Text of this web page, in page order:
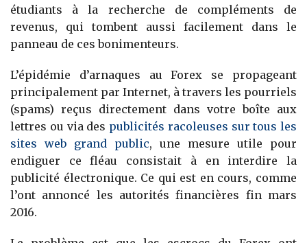
étudiants à la recherche de compléments de
revenus, qui tombent aussi facilement dans le
panneau de ces bonimenteurs.
L’épidémie d’arnaques au Forex se propageant
principalement par Internet, à travers les pourriels
(spams) reçus directement dans votre boîte aux
lettres ou via des publicités racoleuses sur tous les
sites web grand public, une mesure utile pour
endiguer ce fléau consistait à en interdire la
publicité électronique. Ce qui est en cours, comme
l’ont annoncé les autorités financières fin mars
2016.